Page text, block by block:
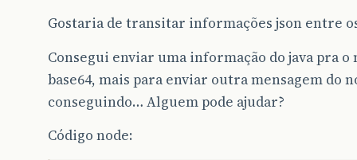
Gostaria de transitar informações json entre
Consegui enviar uma informação do java pra
base64, mais para enviar outra mensagem do
conseguindo… Alguem pode ajudar?
Código node: